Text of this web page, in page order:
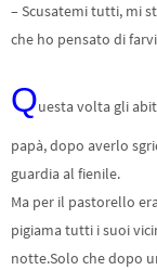
– Scusatemi tutti, mi
che ho pensato di
Questa volta gli
papà, dopo averlo
guardia al fienile.
Ma per il pastorello
pigiama tutti i suoi
notte.Solo che dopo